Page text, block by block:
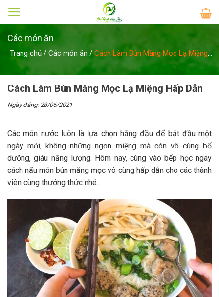
Skip
content
Các món ăn
Trang chủ / Các món ăn /Cách Làm Bún Măng Mọc Lạ Miệng
Cách Làm Bún Măng Mọc Lạ Miệng Hấp Dẫn
Ngày đăng: 28/06/2021
Các món nước luôn là lựa chọn hằng đầu để bắt đầu một
ngày mới, không những ngon miệng mà còn vô cùng bổ
dưỡng, giàu năng lượng. Hôm nay, cùng vào bếp học ngay
cách nấu món bún măng mọc vô cùng hấp dẫn cho các thành
viên cùng thưởng thức nhé.